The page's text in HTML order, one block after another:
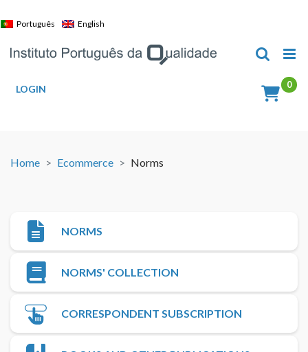
to
Português English
LOGIN
Home Ecommerce Norms
NORMS
NORMS' COLLECTION
CORRESPONDENT SUBSCRIPTION